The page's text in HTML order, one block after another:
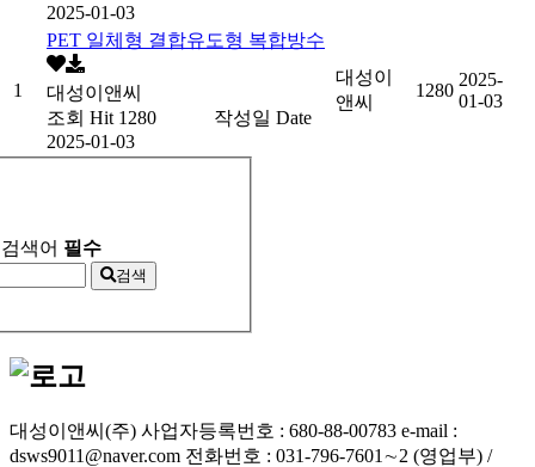
2025-01-03
1
PET 일체형 결합유도형 복합방수
대성이앤씨
조회 Hit 1280 작성일 Date
2025-01-03
대성이
앤씨
1280
2025-
01-03
검색어 필수
검색
대성이앤씨(주) 사업자등록번호 : 680-88-00783 e-mail :
dsws9011@naver.com 전화번호 : 031-796-7601∼2 (영업부) /